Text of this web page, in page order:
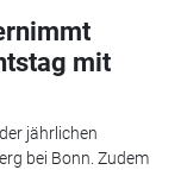
mit
jährlichen
bei Bonn. Zudem